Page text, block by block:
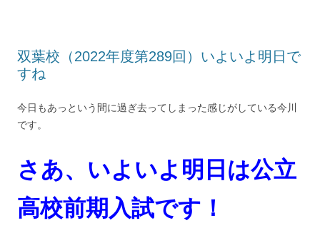
双葉校（2022年度第289回）いよいよ明日で
すね
今日もあっという間に過ぎ去ってしまった感じがしている今川
です。
さあ、いよいよ明日は公立
高校前期入試です！